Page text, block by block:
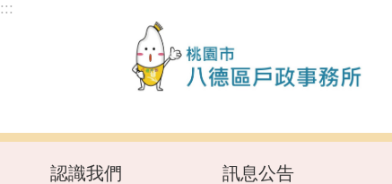
跳到主要內容區塊
:::
認識我們 訊息公告